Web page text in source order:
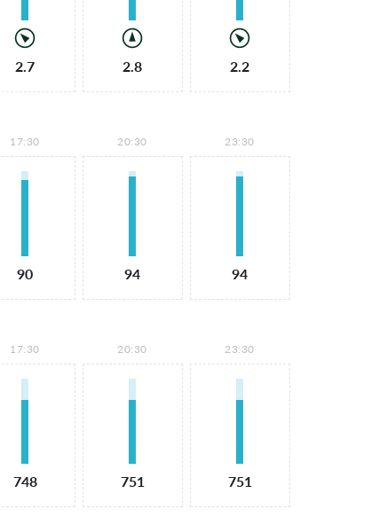
2.7 2.8 2.2
17:30
90
20:30
94
23:30
94
17:30
748
20:30
751
23:30
751